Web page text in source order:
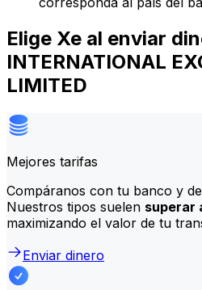
Elige Xe al enviar
INTERNATIONAL
LIMITED
Mejores tarifas
Compáranos con tu banco y
Nuestros tipos suelen superar
maximizando el valor de tu
Enviar dinero